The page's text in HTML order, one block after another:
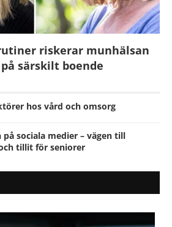
riskerar munhälsan
särskilt boende
hos vård och omsorg
på sociala medier – vägen till
tillit för seniorer